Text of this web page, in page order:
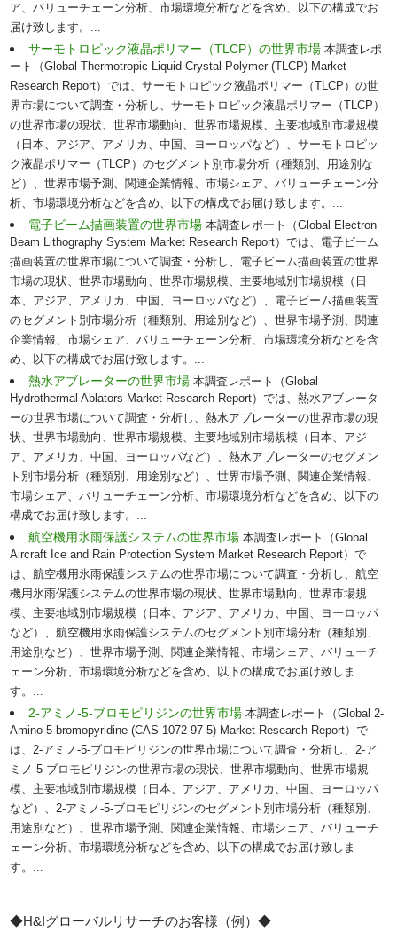
ア、バリューチェーン分析、市場環境分析などを含め、以下の構成でお
届け致します。...
サーモトロピック液晶ポリマー（TLCP）の世界市場本調査レポ
ート（Global Thermotropic Liquid Crystal Polymer (TLCP) Market
Research Report）では、サーモトロピック液晶ポリマー（TLCP）の世
界市場について調査・分析し、サーモトロピック液晶ポリマー（TLCP）
の世界市場の現状、世界市場動向、世界市場規模、主要地域別市場規模
（日本、アジア、アメリカ、中国、ヨーロッパなど）、サーモトロピッ
ク液晶ポリマー（TLCP）のセグメント別市場分析（種類別、用途別な
ど）、世界市場予測、関連企業情報、市場シェア、バリューチェーン分
析、市場環境分析などを含め、以下の構成でお届け致します。...
電子ビーム描画装置の世界市場本調査レポート（Global Electron
Beam Lithography System Market Research Report）では、電子ビーム
描画装置の世界市場について調査・分析し、電子ビーム描画装置の世界
市場の現状、世界市場動向、世界市場規模、主要地域別市場規模（日
本、アジア、アメリカ、中国、ヨーロッパなど）、電子ビーム描画装置
のセグメント別市場分析（種類別、用途別など）、世界市場予測、関連
企業情報、市場シェア、バリューチェーン分析、市場環境分析などを含
め、以下の構成でお届け致します。...
熱水アブレーターの世界市場本調査レポート（Global
Hydrothermal Ablators Market Research Report）では、熱水アブレータ
ーの世界市場について調査・分析し、熱水アブレーターの世界市場の現
状、世界市場動向、世界市場規模、主要地域別市場規模（日本、アジ
ア、アメリカ、中国、ヨーロッパなど）、熱水アブレーターのセグメン
ト別市場分析（種類別、用途別など）、世界市場予測、関連企業情報、
市場シェア、バリューチェーン分析、市場環境分析などを含め、以下の
構成でお届け致します。...
航空機用氷雨保護システムの世界市場本調査レポート（Global
Aircraft Ice and Rain Protection System Market Research Report）で
は、航空機用氷雨保護システムの世界市場について調査・分析し、航空
機用氷雨保護システムの世界市場の現状、世界市場動向、世界市場規
模、主要地域別市場規模（日本、アジア、アメリカ、中国、ヨーロッパ
など）、航空機用氷雨保護システムのセグメント別市場分析（種類別、
用途別など）、世界市場予測、関連企業情報、市場シェア、バリューチ
ェーン分析、市場環境分析などを含め、以下の構成でお届け致しま
す。...
2-アミノ-5-ブロモピリジンの世界市場本調査レポート（Global 2-
Amino-5-bromopyridine (CAS 1072-97-5) Market Research Report）で
は、2-アミノ-5-ブロモピリジンの世界市場について調査・分析し、2-ア
ミノ-5-ブロモピリジンの世界市場の現状、世界市場動向、世界市場規
模、主要地域別市場規模（日本、アジア、アメリカ、中国、ヨーロッパ
など）、2-アミノ-5-ブロモピリジンのセグメント別市場分析（種類別、
用途別など）、世界市場予測、関連企業情報、市場シェア、バリューチ
ェーン分析、市場環境分析などを含め、以下の構成でお届け致しま
す。...
◆H&Iグローバルリサーチのお客様（例）◆